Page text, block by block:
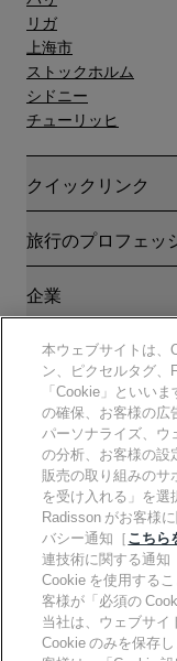
リガ
上海市
ストックホルム
シドニー
チューリッヒ
クイックリンク
Radisson Rewards
ブログ
目的地
ラディソンホテルア
スポーツ認定ホテル
ファミリーフレンド
健康と安全
旅行のプロフェッ
パートナー
旅行代理店
企業
Radisson Hotel Group
メディア
キャリアRHG
採用情報PPHE
採用情報EHL
The Club by RHG
能力開発の機会
責任あるビジネス
調達
法務
プライバシー通知
法的通知
Radisson Rewardsの
サイト使用許諾契約
デジタルアクセシビ
現代奴隷制に関する
ヘルプ
消費者アラート
連絡先
よくある質問
サイトマップ
ソーシャルメディ
Radisson Hotels ブ
本ウェブサイトは、
ン、ピクセルタグ
「Cookie」といい
の確保、お客様の広
パーソナライズ、ウ
の分析、お客様の設
販売の取り組みのサ
を受け入れる」を選
Radisson がお客様
バシー通知［こちら
連技術に関する通知
Cookie を使用する
客様が「必須の
当社は、ウェブサ
Cookie のみを保存